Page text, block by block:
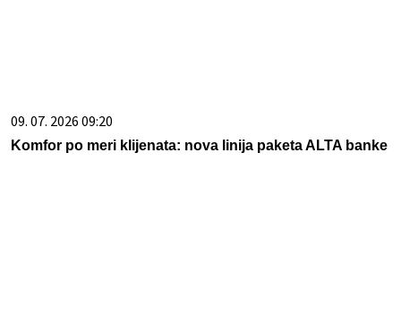
09. 07. 2026 09:20
Komfor po meri klijenata: nova linija paketa ALTA banke